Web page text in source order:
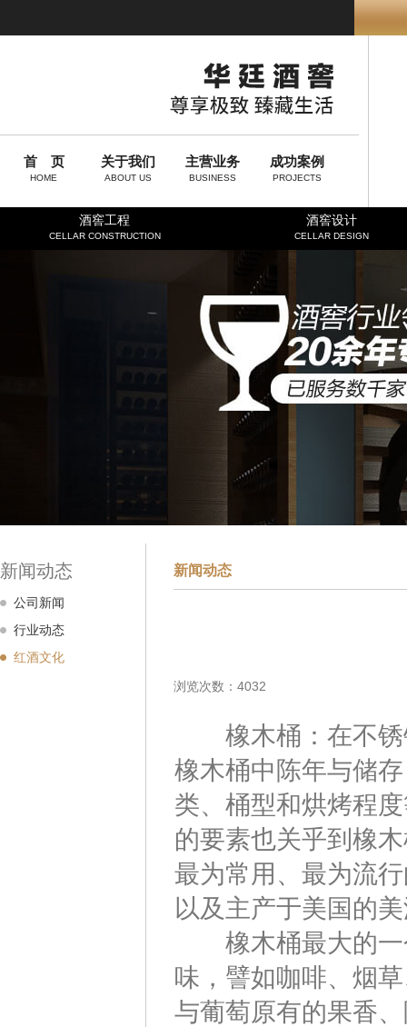
首 页
HOME
关于我们
ABOUT US
主营业务
BUSINESS
成功案例
PROJECTS
酒窖工程
CELLAR CONSTRUCTION
酒窖设计
CELLAR DESIGN
新闻动态
公司新闻
行业动态
红酒文化
新闻动态
浏览次数：4032
橡木桶：在不锈
橡木桶中陈年与储
类、桶型和烘烤程
的要素也关乎到橡
最为常用、最为流
以及主产于美国的
橡木桶最大的一
味，譬如咖啡、烟
与葡萄原有的果香